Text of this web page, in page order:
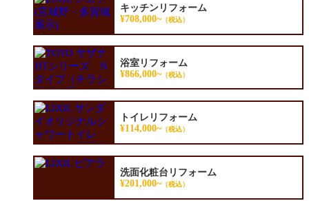
キッチンリフォーム
¥708,000~（税込）
浴室リフォーム
¥866,000~（税込）
トイレリフォーム
¥114,000~（税込）
洗面化粧台リフォーム
¥201,000~（税込）